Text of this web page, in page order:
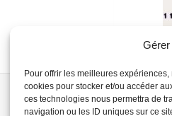
Pour offrir les meilleures
cookies pour stocker et/ou accéder
ces technologies nous permettra de
navigation ou les ID uniques sur ce